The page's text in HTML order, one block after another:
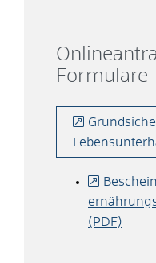
Formulare
(PDF)